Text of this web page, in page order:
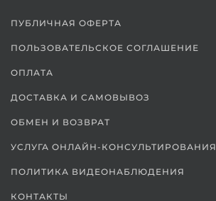
ПУБЛИЧНАЯ ОФЕРТА
ПОЛЬЗОВАТЕЛЬСКОЕ СОГЛАШЕНИЕ
ОПЛАТА
ДОСТАВКА И САМОВЫВОЗ
ОБМЕН И ВОЗВРАТ
УСЛУГА ОНЛАЙН-КОНСУЛЬТИРОВАНИЯ
ПОЛИТИКА ВИДЕОНАБЛЮДЕНИЯ
КОНТАКТЫ